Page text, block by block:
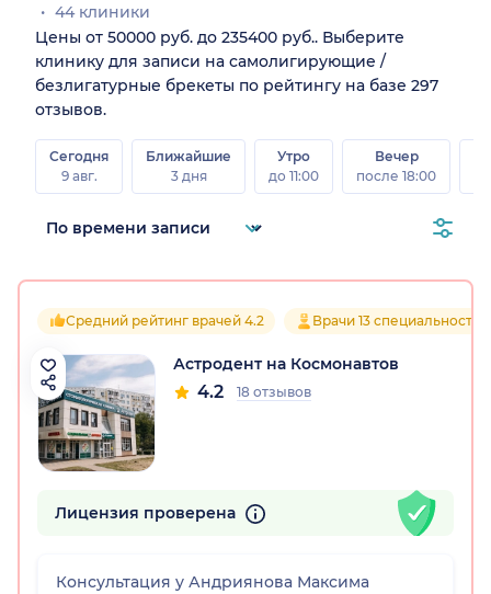
44 клиники
Цены от 50000 руб. до 235400 руб.. Выберите
клинику для записи на самолигирующие /
безлигатурные брекеты по рейтингу на базе 297
отзывов.
Сегодня
9 авг.
Ближайшие
3 дня
Утро
до 11:00
Вечер
после 18:00
Средний рейтинг врачей 4.2 Врачи 13 специальностей
Астродент на Космонавтов
4.2 18 отзывов
Лицензия проверена
Консультация у Андриянова Максима